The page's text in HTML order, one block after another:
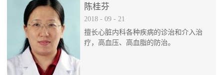
陈桂芬
2018 - 09 - 21
擅长心脏内科各种疾病的诊治和介入治
疗，高血压、高血脂的防治。